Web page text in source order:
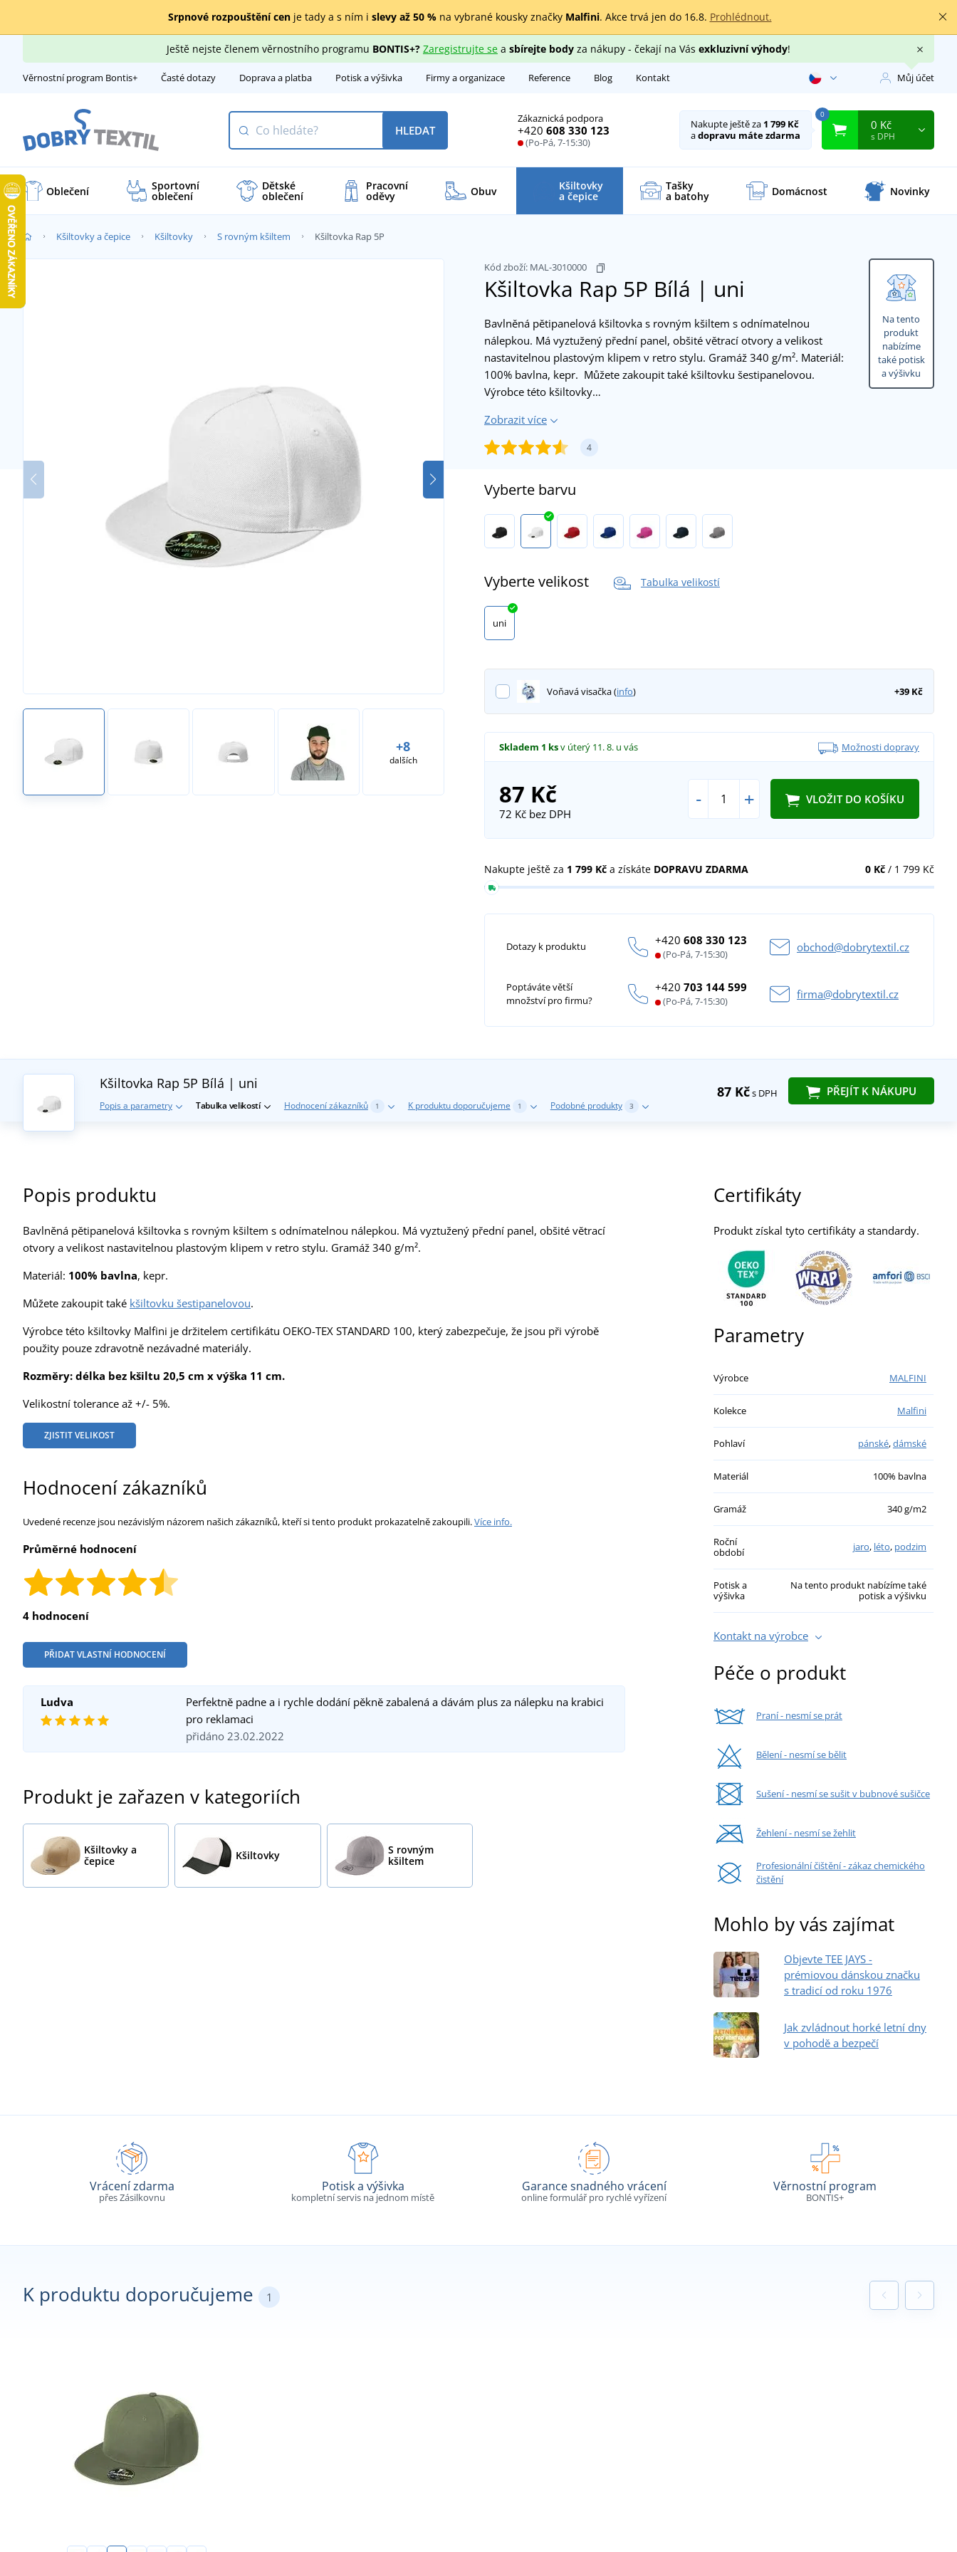
Srpnové rozpouštění cenje tady a s ním i slevy až 50 %na vybrané kousky značky Malfini. Akce trvá jen do 16.8. Prohlédnout.
Ještě nejste členem věrnostního programu BONTIS+? Zaregistrujte sea sbírejte bodyza nákupy - čekají na Vás exkluzivní výhody!
Věrnostní program Bontis+ Časté dotazy Doprava a platba Potisk a výšivka Firmy a organizace Reference Blog Kontakt Můj účet
Zákaznická podpora
+420 608 330 123
(Po-Pá, 7-15:30)
HLEDAT Nakupte ještě za 1 799 Kč
adopravu máte zdarma
0
0 Kč
s DPH
Oblečení Sportovní
oblečení
Dětské
oblečení
Pracovní
oděvy Obuv Kšiltovky
a čepice
Tašky
a batohy Domácnost Novinky
Kšiltovky a čepice Kšiltovky S rovným kšiltem Kšiltovka Rap 5P
Na tento
produkt
nabízíme
také potisk
a výšivku
Kód zboží: MAL-3010000
Kšiltovka Rap 5P Bílá | uni
+8
dalších
Bavlněná pětipanelová kšiltovka s rovným kšiltem s odnímatelnou
nálepkou. Má vyztužený přední panel, obšité větrací otvory a velikost
nastavitelnou plastovým klipem v retro stylu. Gramáž 340 g/m². Materiál:
100% bavlna, kepr. Můžete zakoupit také kšiltovku šestipanelovou.
Výrobce této kšiltovky…
Zobrazit více
4
Vyberte barvu
Vyberte velikost Tabulka velikostí
uni
Voňavá visačka (info) +39 Kč
Skladem 1 ksv úterý 11. 8. u vás Možnosti dopravy
87 Kč
72 Kčbez DPH
- + VLOŽIT DO KOŠÍKU
0 Kč/ 1 799 Kč
Nakupte ještě za 1 799 Kč a získáte DOPRAVU ZDARMA
Dotazy k produktu +420608 330 123
(Po-Pá, 7-15:30)
obchod@dobrytextil.cz
Poptáváte větší
množství pro firmu?
+420703 144 599
(Po-Pá, 7-15:30)
firma@dobrytextil.cz
87 Kčs DPH PŘEJÍT K NÁKUPU
Kšiltovka Rap 5P Bílá | uni
Popis a parametry Tabulka velikostí Hodnocení zákazníků 1 K produktu doporučujeme 1 Podobné produkty 3
Popis produktu
Bavlněná pětipanelová kšiltovka s rovným kšiltem s odnímatelnou nálepkou. Má vyztužený přední panel, obšité větrací
otvory a velikost nastavitelnou plastovým klipem v retro stylu. Gramáž 340 g/m².
Materiál: 100% bavlna, kepr.
Můžete zakoupit také kšiltovku šestipanelovou.
Výrobce této kšiltovky Malfini je držitelem certifikátu OEKO-TEX STANDARD 100, který zabezpečuje, že jsou při výrobě
použity pouze zdravotně nezávadné materiály.
Rozměry: délka bez kšiltu 20,5 cm x výška 11 cm.
Velikostní tolerance až +/- 5%.
ZJISTIT VELIKOST
Hodnocení zákazníků
Uvedené recenze jsou nezávislým názorem našich zákazníků, kteří si tento produkt prokazatelně zakoupili.Více info.
Průměrné hodnocení
4 hodnocení
PŘIDAT VLASTNÍ HODNOCENÍ
Ludva
Perfektně padne a i rychle dodání pěkně zabalená a dávám plus za nálepku na krabici
pro reklamaci
přidáno 23.02.2022
Produkt je zařazen v kategoriích
Kšiltovky a
čepice
Kšiltovky
S rovným
kšiltem
Certifikáty
Produkt získal tyto certifikáty a standardy.
Parametry
Výrobce MALFINI
Kolekce Malfini
Pohlaví pánské,dámské
Materiál 100% bavlna
Gramáž 340 g/m2
Roční
období
jaro, léto, podzim
Potisk a
výšivka
Na tento produkt nabízíme také
potisk a výšivku
Kontakt na výrobce
Péče o produkt
Praní - nesmí se prát
Bělení - nesmí se bělit
Sušení - nesmí se sušit v bubnové sušičce
Žehlení - nesmí se žehlit
Profesionální čištění - zákaz chemického
čistění
Mohlo by vás zajímat
Objevte TEE JAYS -
prémiovou dánskou značku
s tradicí od roku 1976
Jak zvládnout horké letní dny
v pohodě a bezpečí
Vrácení zdarma
přes Zásilkovnu
Potisk a výšivka
kompletní servis na jednom místě
Garance snadného vrácení
online formulář pro rychlé vyřízení
Věrnostní program
BONTIS+
K produktu doporučujeme 1